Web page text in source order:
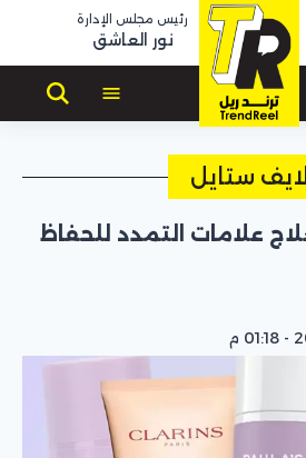
رئيس مجلس الإدارة
نور العاشق
ستايل
علامات التمدد للحفاظ